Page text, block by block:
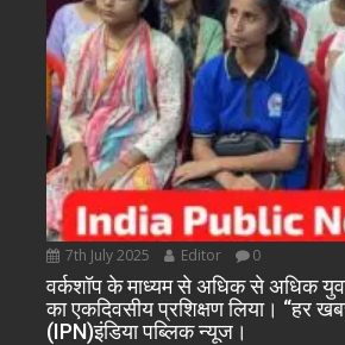
7th July 2025 Editor 0
वर्कशॉप के माध्यम से अधिक से अधिक
का एकदिवसीय प्रशिक्षण लिया। “हर
(IPN)इंडिया पब्लिक न्यूज।